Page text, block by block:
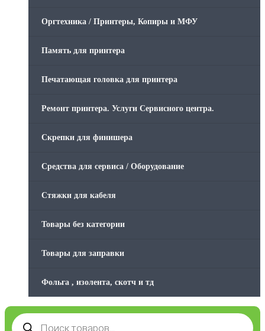
Оргтехника / Принтеры, Копиры и МФУ
Память для принтера
Печатающая головка для принтера
Ремонт принтера. Услуги Сервисного центра.
Скрепки для финишера
Средства для сервиса / Оборудование
Стяжки для кабеля
Товары без категории
Товары для заправки
Фольга , изолента, скотч и тд
Поиск
товаров